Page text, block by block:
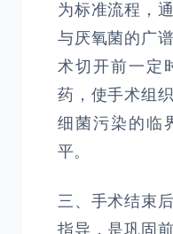
为标准流程，
与厌氧菌的广
术切开前一定
药，使手术组
细菌污染的临
平。
三、手术结束
指导，是巩固